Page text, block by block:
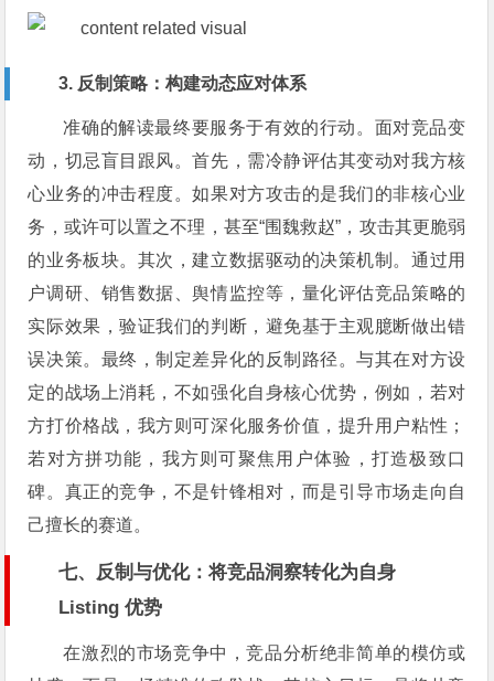
3. 反制策略：构建动态应对体系
准确的解读最终要服务于有效的行动。面对竞品变
动，切忌盲目跟风。首先，需冷静评估其变动对我方核
心业务的冲击程度。如果对方攻击的是我们的非核心业
务，或许可以置之不理，甚至“围魏救赵”，攻击其更脆弱
的业务板块。其次，建立数据驱动的决策机制。通过用
户调研、销售数据、舆情监控等，量化评估竞品策略的
实际效果，验证我们的判断，避免基于主观臆断做出错
误决策。最终，制定差异化的反制路径。与其在对方设
定的战场上消耗，不如强化自身核心优势，例如，若对
方打价格战，我方则可深化服务价值，提升用户粘性；
若对方拼功能，我方则可聚焦用户体验，打造极致口
碑。真正的竞争，不是针锋相对，而是引导市场走向自
己擅长的赛道。
七、反制与优化：将竞品洞察转化为自身
Listing 优势
在激烈的市场竞争中，竞品分析绝非简单的模仿或